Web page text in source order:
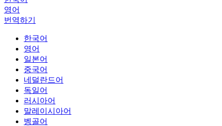
영어
번역하기
한국어
영어
일본어
중국어
네덜란드어
독일어
러시아어
말레이시아어
벵골어